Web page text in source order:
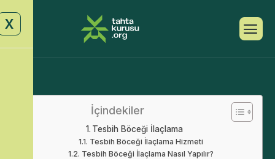
X
İçindekiler
Tesbih Böceği İlaçlama
Tesbih Böceği İlaçlama Hizmeti
Tesbih Böceği İlaçlama Nasıl Yapılır?